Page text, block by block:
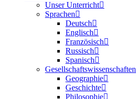
Unser Unterricht
Sprachen
Deutsch
Englisch
Französisch
Russisch
Spanisch
Gesellschaftswissenschaften
Geographie
Geschichte
Philosophie